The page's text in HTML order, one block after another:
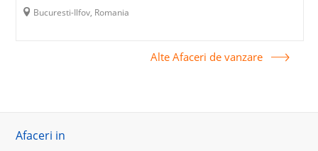
Bucuresti-Ilfov, Romania
Alte Afaceri de vanzare
Afaceri in